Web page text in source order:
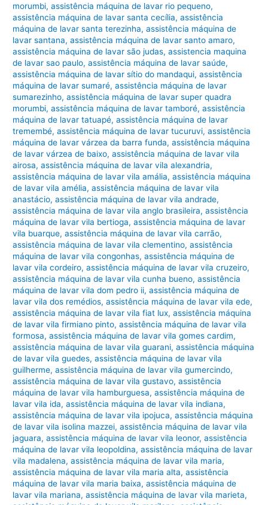
morumbi,assistência máquina de lavar rio pequeno,
assistência máquina de lavar santa cecília,assistência
máquina de lavar santa terezinha,assistência máquina de
lavar santana,assistência máquina de lavar santo amaro,
assistência máquina de lavar são judas,assistencia maquina
de lavar sao paulo,assistência máquina de lavar saúde,
assistência máquina de lavar sítio do mandaqui,assistência
máquina de lavar sumaré,assistência máquina de lavar
sumarezinho,assistência máquina de lavar super quadra
morumbi,assistência máquina de lavar tamboré,assistência
máquina de lavar tatuapé,assistência máquina de lavar
tremembé,assistência máquina de lavar tucuruvi,assistência
máquina de lavar várzea da barra funda,assistência máquina
de lavar várzea de baixo,assistência máquina de lavar vila
airosa,assistência máquina de lavar vila alexandria,
assistência máquina de lavar vila amália,assistência máquina
de lavar vila amélia,assistência máquina de lavar vila
anastácio,assistência máquina de lavar vila andrade,
assistência máquina de lavar vila anglo brasileira,assistência
máquina de lavar vila bertioga,assistência máquina de lavar
vila buarque,assistência máquina de lavar vila carrão,
assistência máquina de lavar vila clementino,assistência
máquina de lavar vila congonhas,assistência máquina de
lavar vila cordeiro,assistência máquina de lavar vila cruzeiro,
assistência máquina de lavar vila cunha bueno,assistência
máquina de lavar vila dom pedro ii,assistência máquina de
lavar vila dos remédios,assistência máquina de lavar vila ede,
assistência máquina de lavar vila fiat lux,assistência máquina
de lavar vila firmiano pinto,assistência máquina de lavar vila
formosa,assistência máquina de lavar vila gomes cardim,
assistência máquina de lavar vila guarani,assistência máquina
de lavar vila guedes,assistência máquina de lavar vila
guilherme,assistência máquina de lavar vila gumercindo,
assistência máquina de lavar vila gustavo,assistência
máquina de lavar vila hamburguesa,assistência máquina de
lavar vila ida,assistência máquina de lavar vila indiana,
assistência máquina de lavar vila ipojuca,assistência máquina
de lavar vila isolina mazzei,assistência máquina de lavar vila
jaguara,assistência máquina de lavar vila leonor,assistência
máquina de lavar vila leopoldina,assistência máquina de lavar
vila madalena,assistência máquina de lavar vila maria,
assistência máquina de lavar vila maria alta,assistência
máquina de lavar vila maria baixa,assistência máquina de
lavar vila mariana,assistência máquina de lavar vila marieta,